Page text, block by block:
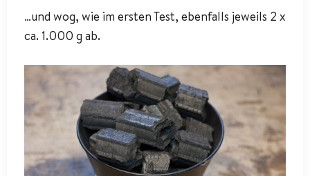
…und wog, wie im ersten Test, ebenfalls jeweils 2 x
ca. 1.000 g ab.